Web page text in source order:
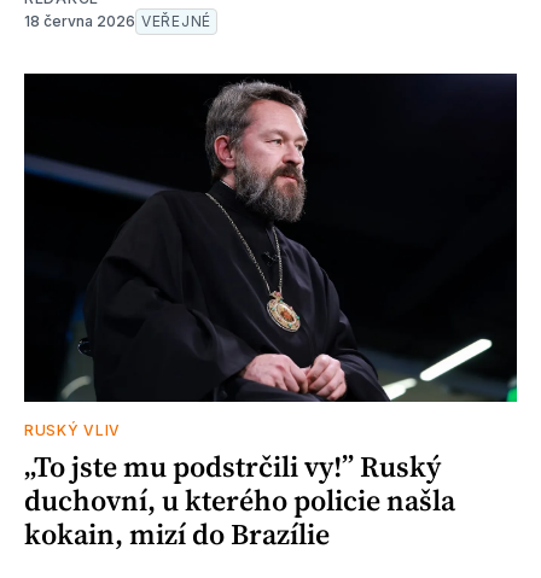
18 června 2026 VEŘEJNÉ
RUSKÝ VLIV
„To jste mu podstrčili vy!” Ruský
duchovní, u kterého policie našla
kokain, mizí do Brazílie